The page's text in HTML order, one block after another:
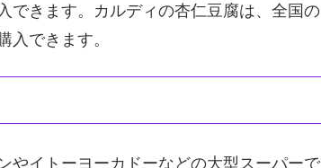
できます。カルディの杏仁豆腐は、全国の
入できます。
やイトーヨーカドーなどの大型スーパーで